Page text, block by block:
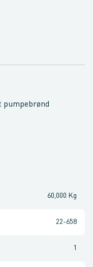
pumpebrønd
60,000 Kg
22-658
1